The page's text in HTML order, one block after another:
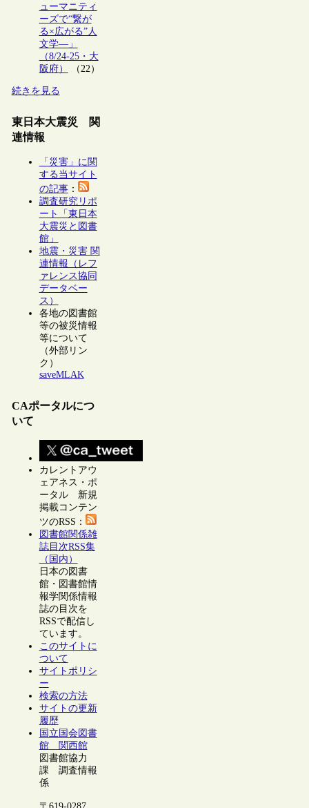
ューマニティ
ーズで“繋が
る×広がる”人
文学―」
（8/24-25・大
阪府）
（22）
続きを見る
東日本大震災 関
連情報
「災害」に関
する当サイト
の記事：
調査研究リポ
ート「東日本
大震災と図書
館」
地震・災害 関
連情報（レフ
ァレンス協同
データベー
ス）
各地の図書館
等の被災情報
等について
（外部リン
ク）
saveMLAK
CAポータルにつ
いて
カレントアウ
ェアネス・ポ
ータル 新規
掲載コンテン
ツのRSS：
図書館関係雑
誌目次RSS集
（国内）
日本の図書
館・図書館情
報学関係情報
誌の目次を
RSSで配信し
ています。
このサイトに
ついて
サイトポリシ
ー
検索の方法
サイトの更新
履歴
国立国会図書
館 関西館
図書館協力
課 調査情報
係